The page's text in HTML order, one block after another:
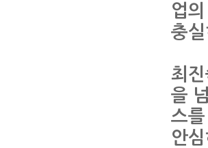
업
충
최
을
스
안